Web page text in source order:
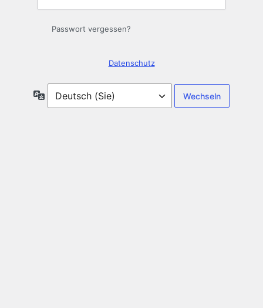
Passwort vergessen?
Datenschutz
Sprache